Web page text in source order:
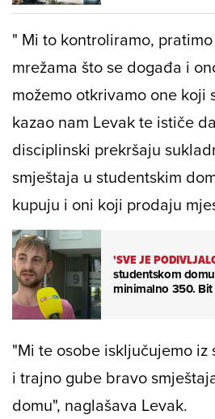
" Mi to kontroliramo,
mrežama što se događa i
možemo otkrivamo one koji
kazao nam Levak te ističe
disciplinski prekršaju
smještaja u studentskim
kupuju i oni koji prodaju
'SVE JE
studentskom
minimalno 350. Bit
"Mi te osobe isključujemo iz
i trajno gube bravo
domu", naglašava Levak.